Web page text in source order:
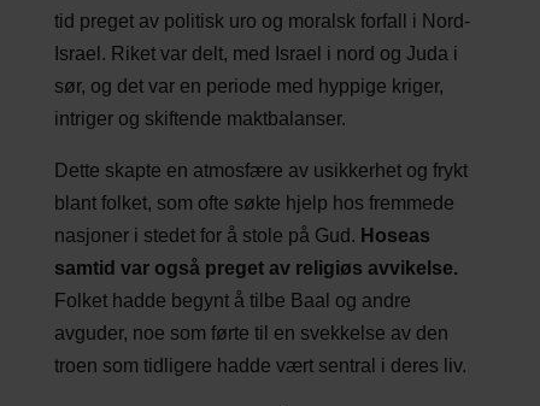
tid preget av politisk uro og moralsk forfall i Nord-
Israel. Riket var delt, med Israel i nord og Juda i
sør, og det var en periode med hyppige kriger,
intriger og skiftende maktbalanser.
Dette skapte en atmosfære av usikkerhet og frykt
blant folket, som ofte søkte hjelp hos fremmede
nasjoner i stedet for å stole på Gud. Hoseas
samtid var også preget av religiøs avvikelse.
Folket hadde begynt å tilbe Baal og andre
avguder, noe som førte til en svekkelse av den
troen som tidligere hadde vært sentral i deres liv.